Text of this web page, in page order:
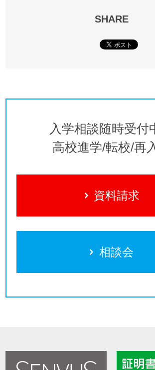
SHARE
入学相談随時受付
高校進学/転校/再
資料請求
相談会